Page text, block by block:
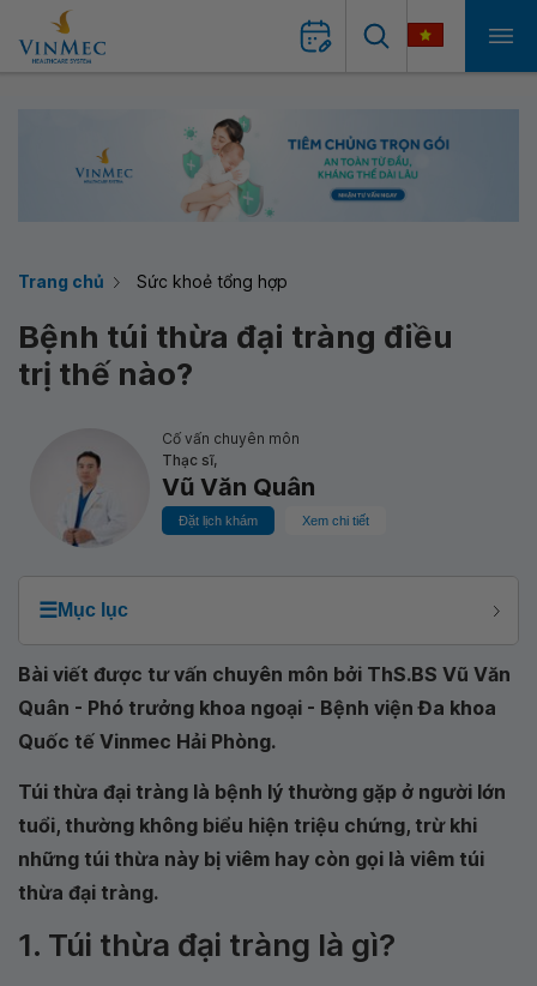
Trang chủ Sức khoẻ tổng hợp
Bệnh túi thừa đại tràng điều
trị thế nào?
Cố vấn chuyên môn
Thạc sĩ,
Vũ Văn Quân
Đặt lịch khám Xem chi tiết
☰Mục lục
Bài viết được tư vấn chuyên môn bởi ThS.BS Vũ Văn
Quân - Phó trưởng khoa ngoại - Bệnh viện Đa khoa
Quốc tế Vinmec Hải Phòng.
Túi thừa đại tràng là bệnh lý thường gặp ở người lớn
tuổi, thường không biểu hiện triệu chứng, trừ khi
những túi thừa này bị viêm hay còn gọi là viêm túi
thừa đại tràng.
1. Túi thừa đại tràng là gì?